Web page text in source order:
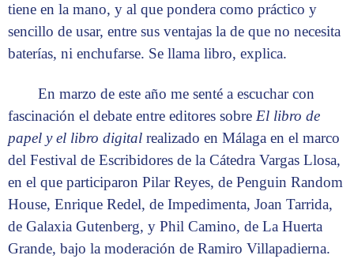
tiene en la mano, y al que pondera como práctico y
sencillo de usar, entre sus ventajas la de que no necesita
baterías, ni enchufarse. Se llama libro, explica.
En marzo de este año me senté a escuchar con
fascinación el debate entre editores sobre El libro de
papel y el libro digital realizado en Málaga en el marco
del Festival de Escribidores de la Cátedra Vargas Llosa,
en el que participaron Pilar Reyes, de Penguin Random
House, Enrique Redel, de Impedimenta, Joan Tarrida,
de Galaxia Gutenberg, y Phil Camino, de La Huerta
Grande, bajo la moderación de Ramiro Villapadierna.